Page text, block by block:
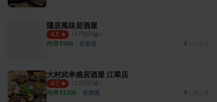
隱居風味居酒屋
4.5 （ 47則評論）
均消 $500 ・ 居酒屋 1.21公里
大村武串燒居酒屋 江翠店
4.7 （ 22則評論）
均消 $1200 ・ 居酒屋 1.39公里